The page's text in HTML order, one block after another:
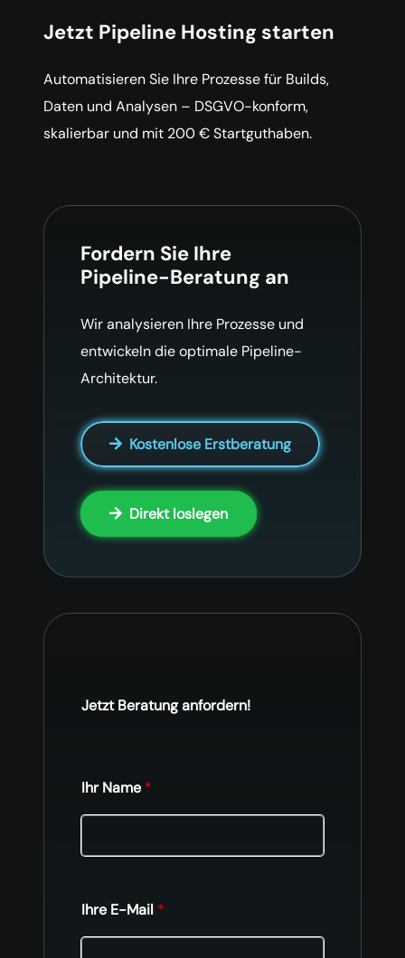
Jetzt Pipeline Hosting starten
Automatisieren Sie Ihre Prozesse für Builds,
Daten und Analysen – DSGVO-konform,
skalierbar und mit 200 € Startguthaben.
Fordern Sie Ihre
Pipeline-Beratung an
Wir analysieren Ihre Prozesse und
entwickeln die optimale Pipeline-
Architektur.
Kostenlose Erstberatung
Direkt loslegen
Jetzt Beratung anfordern!
Ihr Name *
Ihre E-Mail *